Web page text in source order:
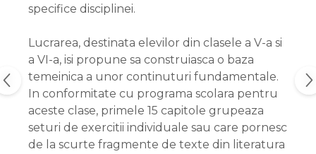
specifice disciplinei.
Lucrarea, destinata elevilor din clasele a V-a si
a VI-a, isi propune sa construiasca o baza
temeinica a unor continuturi fundamentale.
In conformitate cu programa scolara pentru
aceste clase, primele 15 capitole grupeaza
seturi de exercitii individuale sau care pornesc
de la scurte fragmente de texte din literatura